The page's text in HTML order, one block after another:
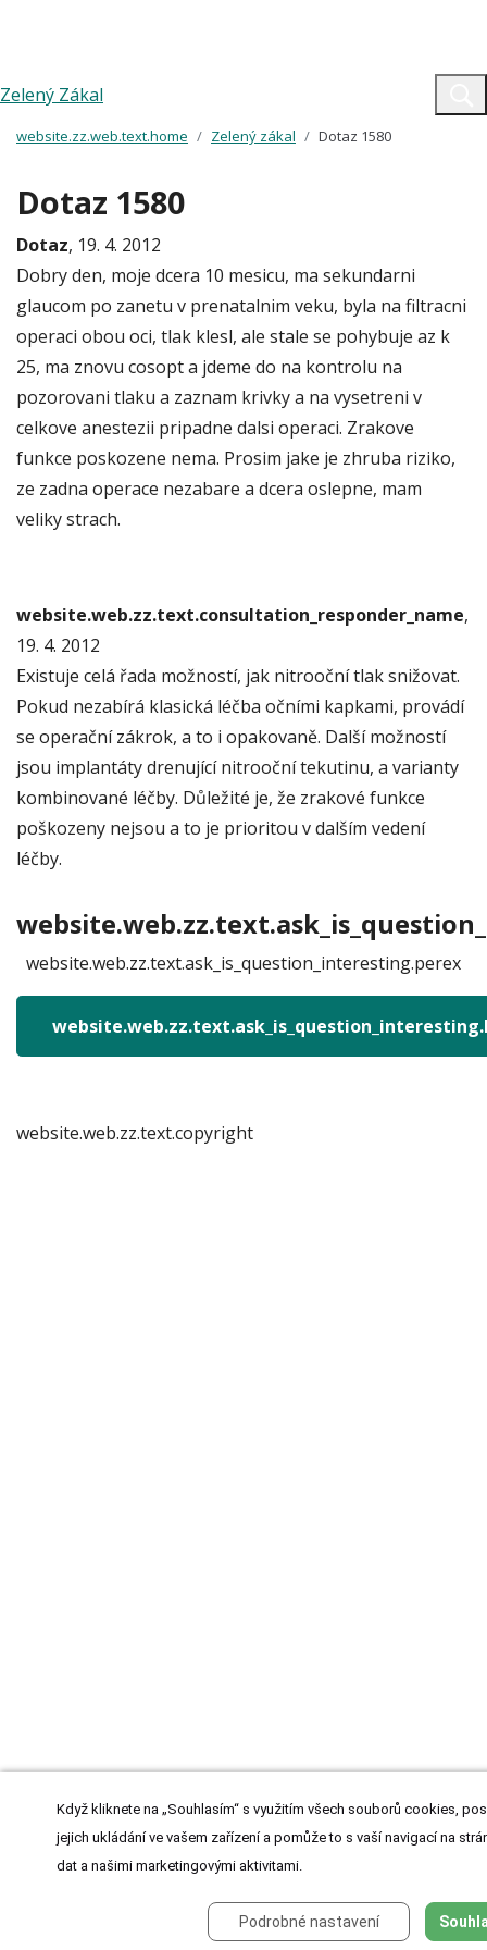
Zelený Zákal
website.zz.web.text.home Zelený zákal Dotaz 1580
Dotaz 1580
Dotaz, 19. 4. 2012
Dobry den, moje dcera 10 mesicu, ma sekundarni
glaucom po zanetu v prenatalnim veku, byla na filtracni
operaci obou oci, tlak klesl, ale stale se pohybuje az k
25, ma znovu cosopt a jdeme do na kontrolu na
pozorovani tlaku a zaznam krivky a na vysetreni v
celkove anestezii pripadne dalsi operaci. Zrakove
funkce poskozene nema. Prosim jake je zhruba riziko,
ze zadna operace nezabare a dcera oslepne, mam
veliky strach.
website.web.zz.text.consultation_responder_name,
19. 4. 2012
Existuje celá řada možností, jak nitrooční tlak snižovat.
Pokud nezabírá klasická léčba očními kapkami, provádí
se operační zákrok, a to i opakovaně. Další možností
jsou implantáty drenující nitrooční tekutinu, a varianty
kombinované léčby. Důležité je, že zrakové funkce
poškozeny nejsou a to je prioritou v dalším vedení
léčby.
website.web.zz.text.ask_is_question_interesting.perex
website.web.zz.text.copyright
Když kliknete na „Souhlasím“ s využitím všech souborů cookies,
jejich ukládání ve vašem zařízení a pomůže to s vaší navigací na
dat a našimi marketingovými aktivitami.
Podrobné nastavení